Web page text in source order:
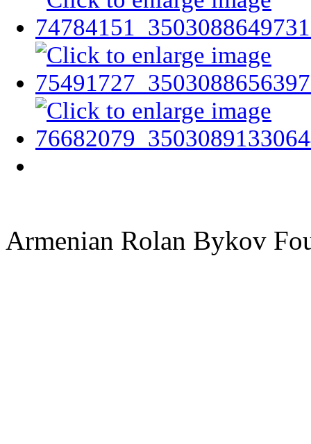
Armenian Rolan Bykov